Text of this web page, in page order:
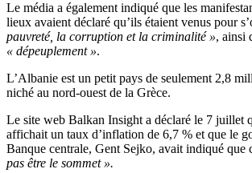
Le média a également indiqué que les
lieux avaient déclaré qu’ils étaient venus pour
pauvreté, la corruption et la criminalité », ainsi
« dépeuplement ».
L’Albanie est un petit pays de seulement 2,8
niché au nord-ouest de la Grèce.
Le site web Balkan Insight a déclaré le 7 juillet
affichait un taux d’inflation de 6,7 % et que le
Banque centrale, Gent Sejko, avait indiqué que
pas être le sommet ».